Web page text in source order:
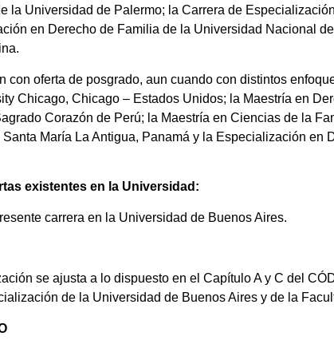
la Universidad de Palermo; la Carrera de
en Derecho de Familia de la Universidad Nacional
con oferta de posgrado, aun cuando con distintos
Chicago, Chicago – Estados Unidos; la Maestría en
Corazón de Perú; la Maestría en Ciencias de la
María La Antigua, Panamá y la Especialización en
existentes en la Universidad:
carrera en la Universidad de Buenos Aires.
se ajusta a lo dispuesto en el Capítulo A y C del
de la Universidad de Buenos Aires y de la